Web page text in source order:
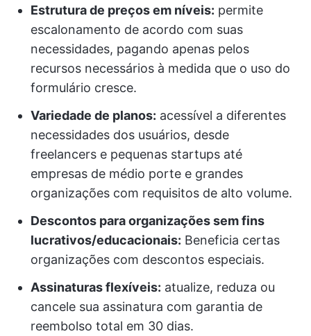
Estrutura de preços em níveis: permite
escalonamento de acordo com suas
necessidades, pagando apenas pelos
recursos necessários à medida que o uso do
formulário cresce.
Variedade de planos: acessível a diferentes
necessidades dos usuários, desde
freelancers e pequenas startups até
empresas de médio porte e grandes
organizações com requisitos de alto volume.
Descontos para organizações sem fins
lucrativos/educacionais: Beneficia certas
organizações com descontos especiais.
Assinaturas flexíveis: atualize, reduza ou
cancele sua assinatura com garantia de
reembolso total em 30 dias.